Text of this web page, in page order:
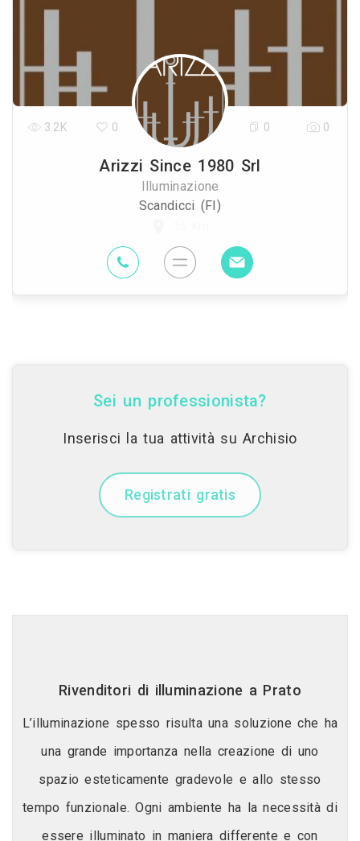
Arizzi Since 1980 Srl
Illuminazione
Scandicci (FI)
3.2K 0 0 0
Sei un professionista?
Inserisci la tua attività su Archisio
Registrati gratis
Rivenditori di illuminazione a Prato
L’illuminazione spesso risulta una soluzione che ha
una grande importanza nella creazione di uno
spazio esteticamente gradevole e allo stesso
tempo funzionale. Ogni ambiente ha la necessità di
essere illuminato in maniera differente e con